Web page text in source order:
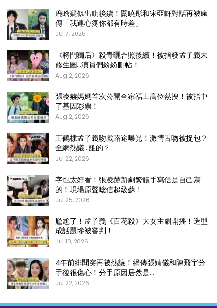
鹿晗疑似出軌後續！關曉彤和宋亞軒對話再被瘋
傳「我連心疼你都有時差」
Jul 7, 2026
《將門獨后》殺青曬合照後續！被指發孟子義未
修生圖…演員們紛紛刪帖！
Aug 2, 2026
張凌赫媽媽首次公開全家福上高位熱搜！被指中
了基因彩票！
Aug 2, 2026
王鶴棣孟子義吻戲路途曝光！激情舌吻被捉包？
全網熱議…誰的？
Jul 22, 2026
字也太好看！張凌赫新劇繁體手寫信是自己寫
的！現場原聲唸信超級蘇！
Jul 25, 2026
尷尬了！孟子義《百花殺》大女主劇開播！造型
成話題慘被審判！
Jul 10, 2026
4年前緋聞突再被熱議！網傳張婧儀和陳飛宇分
手後很傷心！分手原因居然是…
Jul 22, 2026